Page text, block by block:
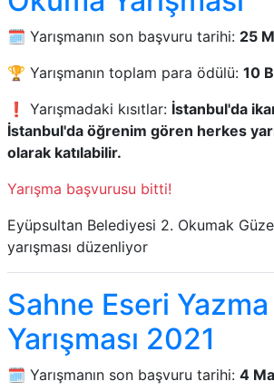
🗓️ Yarışmanın son başvuru tarihi: 25
🏆 Yarışmanın toplam para ödülü: 10
❗ Yarışmadaki kısıtlar: İstanbul'da
İstanbul'da öğrenim gören herkes
olarak katılabilir.
Yarışma başvurusu bitti!
Eyüpsultan Belediyesi 2. Okumak
yarışması düzenliyor
Sahne Eseri Yazma
Yarışması 2021
🗓️ Yarışmanın son başvuru tarihi: 4